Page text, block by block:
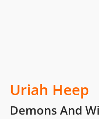
Uriah Heep
Demons And